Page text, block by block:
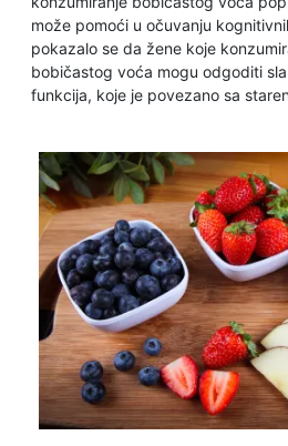
može pomoći u očuvanju
pokazalo se da žene koje
bobičastog voća mogu odgoditi
funkcija, koje je povezano sa